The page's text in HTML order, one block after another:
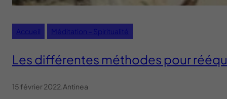
Accueil Méditation – Spiritualité
Les différentes méthodes pour
15 février 2022 Antinea